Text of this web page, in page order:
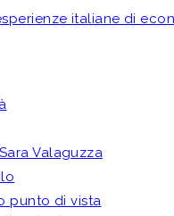
Valaguzza
punto di vista